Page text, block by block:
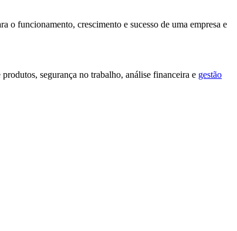
funcionamento, crescimento e sucesso de uma empresa e
segurança no trabalho, análise financeira e gestão